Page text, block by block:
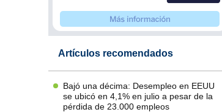
Artículos recomendados
Bajó una décima: Desempleo en EEUU
se ubicó en 4,1% en julio a pesar de la
pérdida de 23.000 empleos